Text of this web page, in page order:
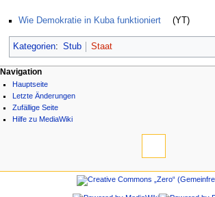
Wie Demokratie in Kuba funktioniert (YT)
Kategorien: Stub Staat
Navigation
Hauptseite
Letzte Änderungen
Zufällige Seite
Hilfe zu MediaWiki